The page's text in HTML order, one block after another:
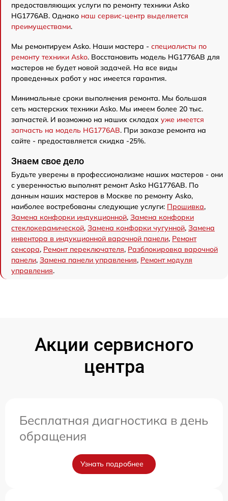
предоставляющих услуги по ремонту техники Asko
HG1776AB. Однако наш сервис-центр выделяется
преимуществами.
Мы ремонтируем Asko. Наши мастера - специалисты по
ремонту техники Asko. Восстановить модель HG1776AB для
мастеров не будет новой задачей. На все виды
проведенных работ у нас имеется гарантия.
Минимальные сроки выполнения ремонта. Мы большая
сеть мастерских техники Asko. Мы имеем более 20 тыс.
запчастей. И возможно на наших складах уже имеется
запчасть на модель HG1776AB. При заказе ремонта на
сайте - предоставляется скидка -25%.
Знаем свое дело
Будьте уверены в профессионализме наших мастеров - они
с уверенностью выполнят ремонт Asko HG1776AB. По
данным наших мастеров в Москве по ремонту Asko,
наиболее востребованы следующие услуги: Прошивка,
Замена конфорки индукционной, Замена конфорки
стеклокерамической, Замена конфорки чугунной, Замена
инвентора в индукционной варочной панели, Ремонт
сенсора, Ремонт переключателя, Разблокировка варочной
панели, Замена панели управления, Ремонт модуля
управления.
Акции сервисного
центра
Бесплатная диагностика в день
обращения
Узнать подробнее